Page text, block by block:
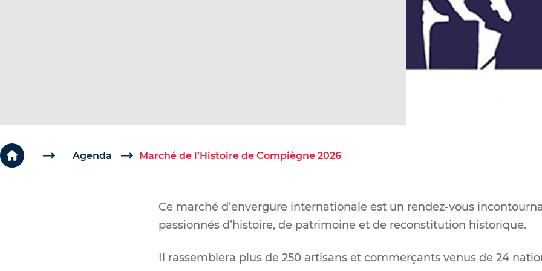
o
Agenda Marché de l’Histoire de Compiègne 2026
Ce marché d’envergure internationale est un rendez-vous
passionnés d’histoire, de patrimoine et de reconstitution historique.
Il rassemblera plus de 250 artisans et commerçants venus de 24